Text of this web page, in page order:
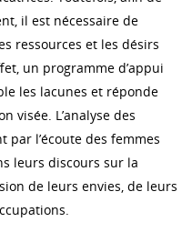
il est nécessaire de
ressources et les désirs
un programme d’appui
les lacunes et réponde
visée. L’analyse des
par l’écoute des femmes
leurs discours sur la
de leurs envies, de leurs